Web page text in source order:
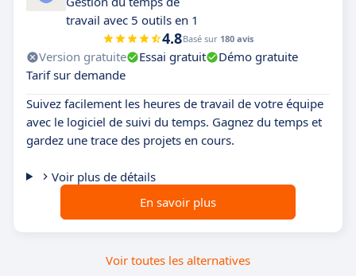
travail avec 5 outils en 1
4.8Basé sur 180 avis
Version gratuite Essai gratuit
Démo gratuite
Tarif sur demande
Suivez facilement les heures de travail de votre équipe
avec le logiciel de suivi du temps. Gagnez du temps et
gardez une trace des projets en cours.
Voir plus de détails
En savoir plus
Voir toutes les alternatives